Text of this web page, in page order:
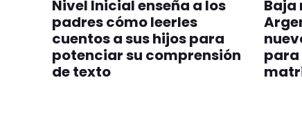
Nivel Inicial enseña a los
padres cómo leerles
cuentos a sus hijos para
potenciar su comprensión
de texto
Baja
para